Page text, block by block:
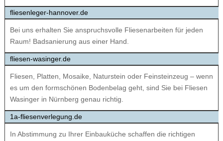
fliesenleger-hannover.de
Bei uns erhalten Sie anspruchsvolle Fliesenarbeiten für jeden
Raum! Badsanierung aus einer Hand.
fliesen-wasinger.de
Fliesen, Platten, Mosaike, Naturstein oder Feinsteinzeug – wenn
es um den formschönen Bodenbelag geht, sind Sie bei Fliesen
Wasinger in Nürnberg genau richtig.
1a-fliesenverlegung.de
In Abstimmung zu Ihrer Einbauküche schaffen die richtigen